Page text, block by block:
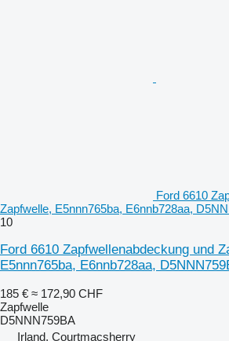
Ford 6610
Zapfwelle, E5nnn765ba, E6nnb728aa,
10
Ford 6610 Zapfwellenabdeckung und
E5nnn765ba, E6nnb728aa,
185 € ≈ 172,90 CHF
Zapfwelle
D5NNN759BA
Irland, Courtmacsherry